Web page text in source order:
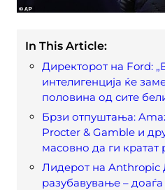
In This Article:
Директорот на Ford:
интелигенција ќе
половина од сите
Брзи отпуштања:
Procter & Gamble и
масовно да ги кратат
Лидерот на
разубавување – доаѓа